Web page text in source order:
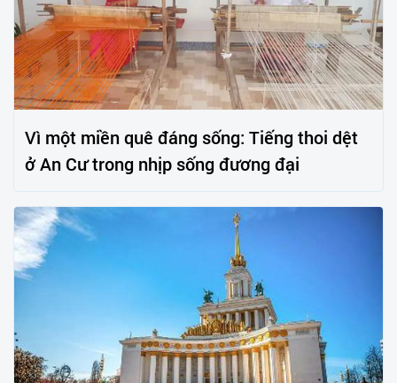
Vì một miền quê đáng sống: Tiếng thoi dệt
ở An Cư trong nhịp sống đương đại